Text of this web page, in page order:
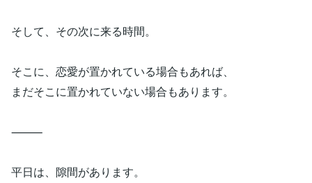
そして、その次に来る時間。
そこに、恋愛が置かれている場合もあれば、
まだそこに置かれていない場合もあります。
⸻
平日は、隙間があります。